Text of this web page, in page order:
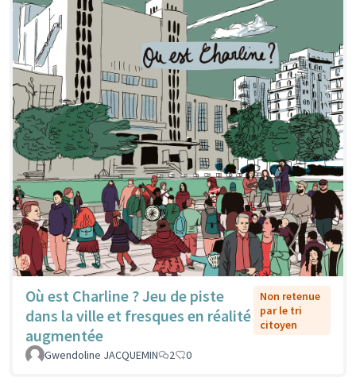
Où est Charline ? Jeu de piste
dans la ville et fresques en réalité
augmentée
Non retenue
par le tri
citoyen
Gwendoline JACQUEMIN 2 0